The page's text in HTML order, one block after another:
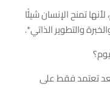
تمنح الإنسان شيئًا
والتطوير الذاتي*.
تعتمد فقط على